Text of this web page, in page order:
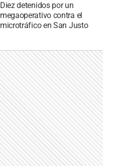
Diez detenidos por un
megaoperativo contra el
microtráfico en San Justo